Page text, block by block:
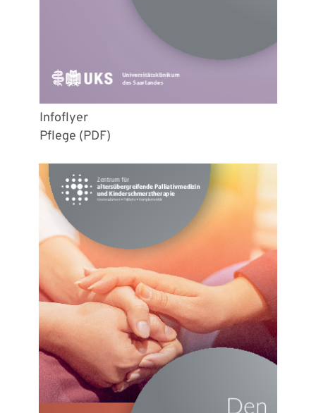
Infoflyer
Pflege (PDF)